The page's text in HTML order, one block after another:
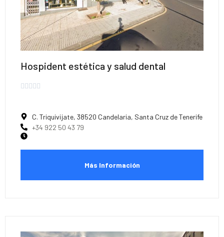
Hospident estética y salud dental
    
C. Triquivijate, 38520 Candelaria, Santa Cruz de Tenerife
+34 922 50 43 79
Más Información